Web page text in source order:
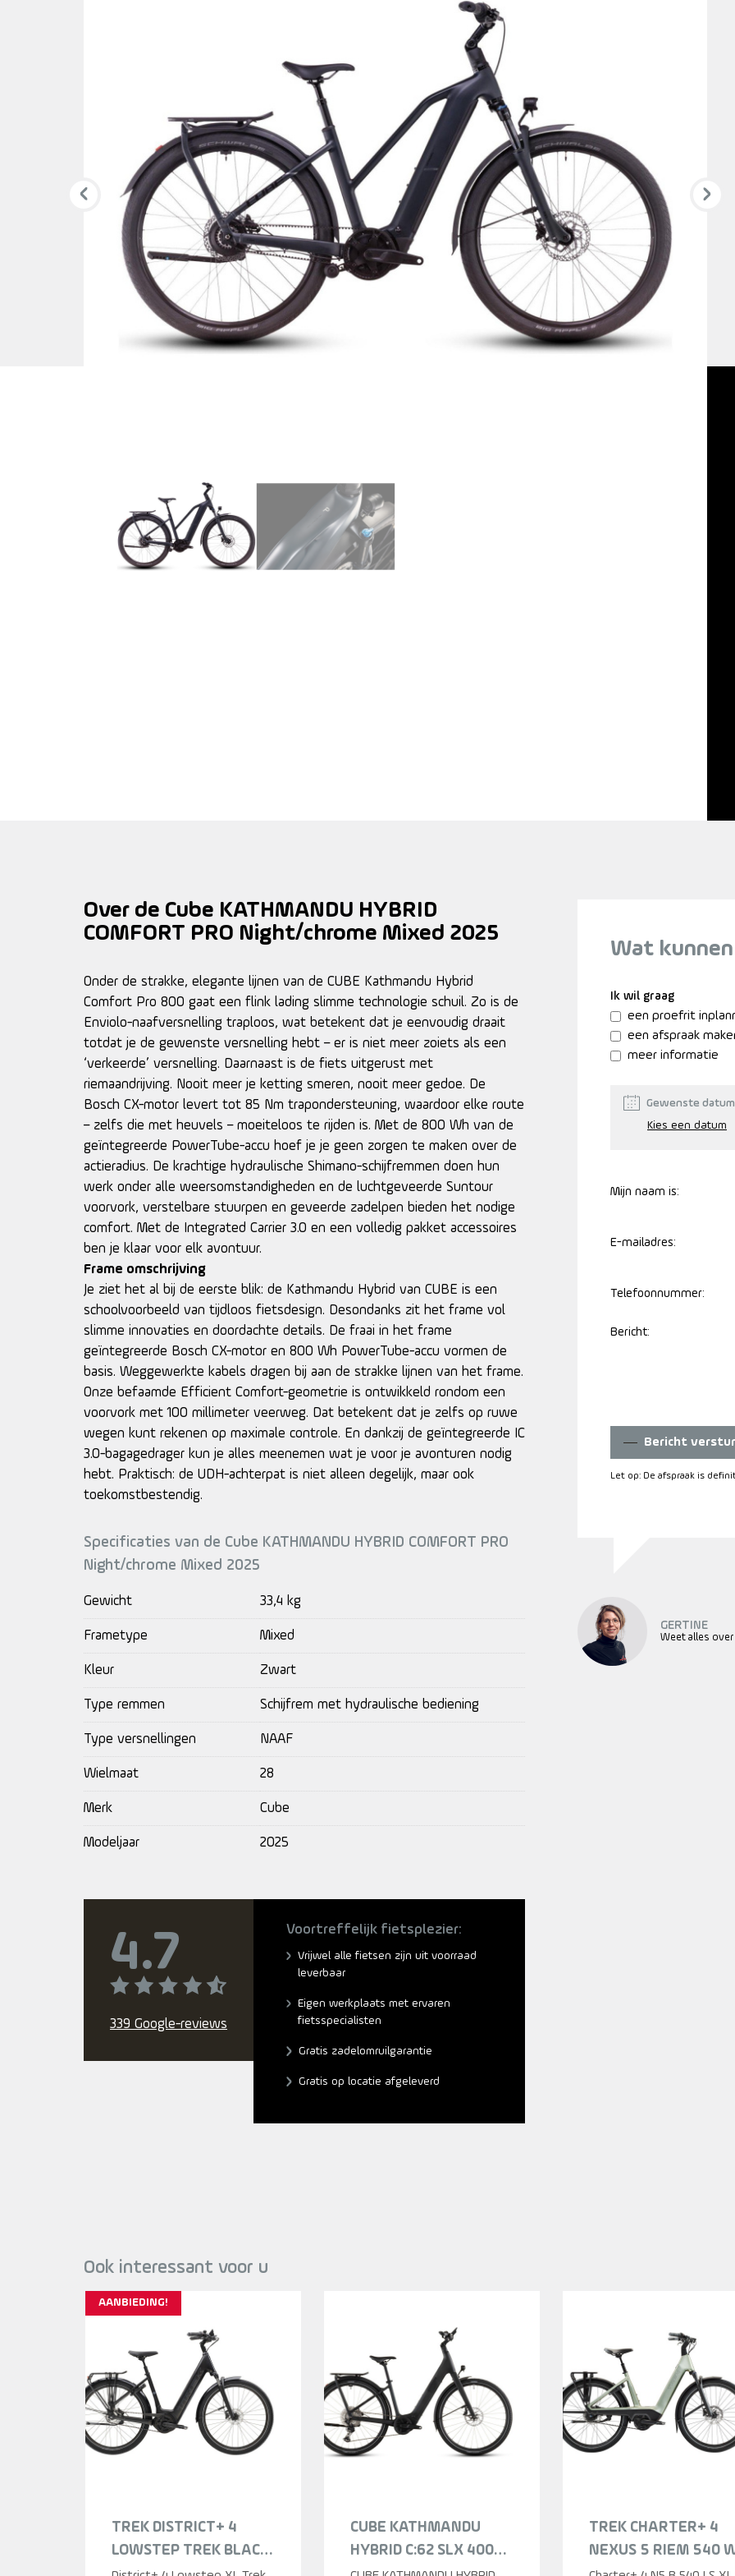
Over de Cube KATHMANDU HYBRID
COMFORT PRO Night/chrome Mixed 2025
Onder de strakke, elegante lijnen van de CUBE Kathmandu Hybrid
Comfort Pro 800 gaat een flink lading slimme technologie schuil. Zo is de
Enviolo-naafversnelling traploos, wat betekent dat je eenvoudig draait
totdat je de gewenste versnelling hebt – er is niet meer zoiets als een
‘verkeerde’ versnelling. Daarnaast is de fiets uitgerust met
riemaandrijving. Nooit meer je ketting smeren, nooit meer gedoe. De
Bosch CX-motor levert tot 85 Nm trapondersteuning, waardoor elke route
– zelfs die met heuvels – moeiteloos te rijden is. Met de 800 Wh van de
geïntegreerde PowerTube-accu hoef je je geen zorgen te maken over de
actieradius. De krachtige hydraulische Shimano-schijfremmen doen hun
werk onder alle weersomstandigheden en de luchtgeveerde Suntour
voorvork, verstelbare stuurpen en geveerde zadelpen bieden het nodige
comfort. Met de Integrated Carrier 3.0 en een volledig pakket accessoires
ben je klaar voor elk avontuur.
Frame omschrijving
Je ziet het al bij de eerste blik: de Kathmandu Hybrid van CUBE is een
schoolvoorbeeld van tijdloos fietsdesign. Desondanks zit het frame vol
slimme innovaties en doordachte details. De fraai in het frame
geïntegreerde Bosch CX-motor en 800 Wh PowerTube-accu vormen de
basis. Weggewerkte kabels dragen bij aan de strakke lijnen van het frame.
Onze befaamde Efficient Comfort-geometrie is ontwikkeld rondom een
voorvork met 100 millimeter veerweg. Dat betekent dat je zelfs op ruwe
wegen kunt rekenen op maximale controle. En dankzij de geïntegreerde IC
3.0-bagagedrager kun je alles meenemen wat je voor je avonturen nodig
hebt. Praktisch: de UDH-achterpat is niet alleen degelijk, maar ook
toekomstbestendig.
Specificaties van de Cube KATHMANDU HYBRID COMFORT PRO
Night/chrome Mixed 2025
Gewicht 33,4 kg
Frametype Mixed
Kleur Zwart
Type remmen Schijfrem met hydraulische bediening
Type versnellingen NAAF
Wielmaat 28
Merk Cube
Modeljaar 2025
4.7
339 Google-reviews
Voortreffelijk fietsplezier:
Vrijwel alle fietsen zijn uit voorraad
leverbaar
Eigen werkplaats met ervaren
fietsspecialisten
Gratis zadelomruilgarantie
Gratis op locatie afgeleverd
Wat
Ik wil graag
een proefrit
een afspraak
meer informatie
Gewenste
Mijn naam is:
E-mailadres:
Telefoonnummer:
Bericht:
Bericht
Let op: De afspraak is
GERTINE
Weet alles
Ook interessant voor u
AANBIEDING!
TREK DISTRICT+ 4
LOWSTEP TREK BLACK
CUBE KATHMANDU
HYBRID C:62 SLX 400X
TREK CHARTER+ 4
NEXUS 5 RIEM 540